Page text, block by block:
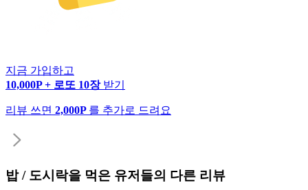
지금 가입하고
10,000P + 로또 10장 받기
리뷰 쓰면 2,000P 를 추가로 드려요
밥 / 도시락을 먹은 유저들의 다른 리뷰